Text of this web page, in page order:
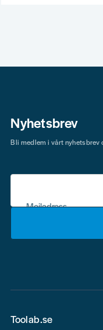
Nyhetsbrev
Mejladress
Bli medlem i vårt nyhetsbrev
Toolab.se